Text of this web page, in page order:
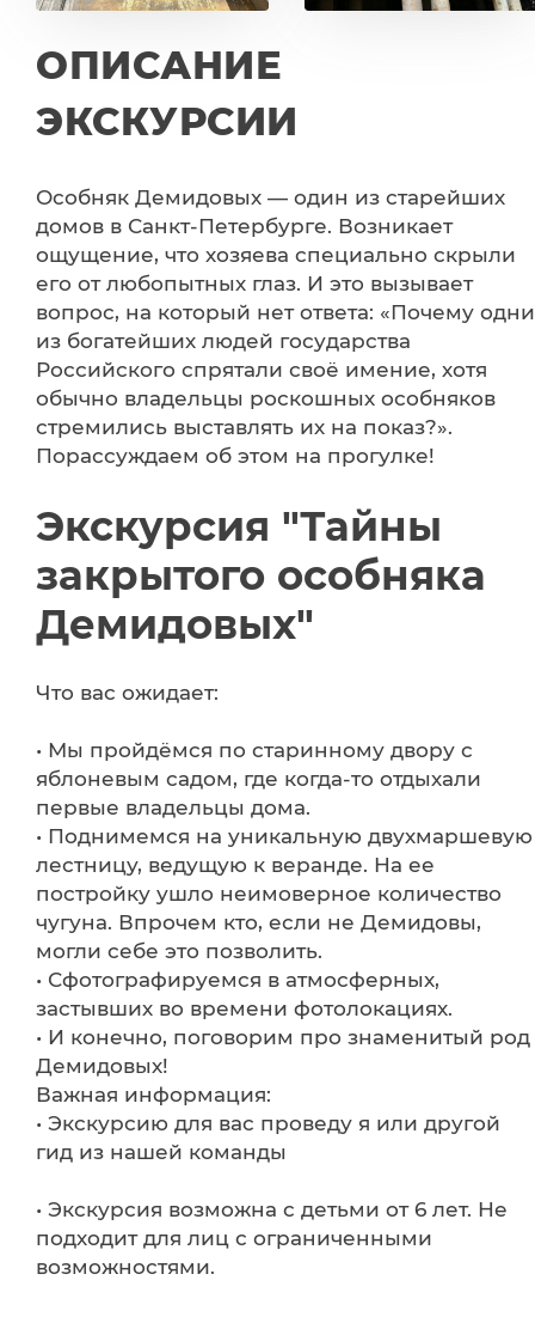
ОПИСАНИЕ
ЭКСКУРСИИ
Особняк Демидовых — один из старейших
домов в Санкт-Петербурге. Возникает
ощущение, что хозяева специально скрыли
его от любопытных глаз. И это вызывает
вопрос, на который нет ответа: «Почему одни
из богатейших людей государства
Российского спрятали своё имение, хотя
обычно владельцы роскошных особняков
стремились выставлять их на показ?».
Порассуждаем об этом на прогулке!
Экскурсия "Тайны
закрытого особняка
Демидовых"
Что вас ожидает:
• Мы пройдёмся по старинному двору с
яблоневым садом, где когда-то отдыхали
первые владельцы дома.
• Поднимемся на уникальную двухмаршевую
лестницу, ведущую к веранде. На ее
постройку ушло неимоверное количество
чугуна. Впрочем кто, если не Демидовы,
могли себе это позволить.
• Сфотографируемся в атмосферных,
застывших во времени фотолокациях.
• И конечно, поговорим про знаменитый род
Демидовых!
Важная информация:
• Экскурсию для вас проведу я или другой
гид из нашей команды
• Экскурсия возможна с детьми от 6 лет. Не
подходит для лиц с ограниченными
возможностями.